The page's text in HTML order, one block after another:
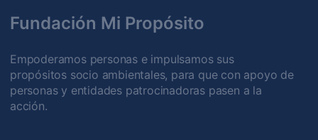
Fundación Mi Propósito
Empoderamos personas e impulsamos sus
propósitos socio ambientales, para que con apoyo de
personas y entidades patrocinadoras pasen a la
acción.